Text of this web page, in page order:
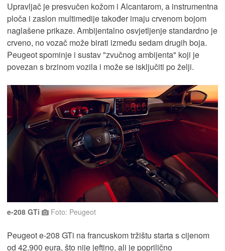
Upravljač je presvučen kožom i Alcantarom, a instrumentna
ploča i zaslon multimedije također imaju crvenom bojom
naglašene prikaze. Ambijentalno osvjetljenje standardno je
crveno, no vozač može birati između sedam drugih boja.
Peugeot spominje i sustav "zvučnog ambijenta" koji je
povezan s brzinom vozila i može se isključiti po želji.
e-208 GTi Foto: Peugeot
Peugeot e-208 GTi na francuskom tržištu starta s cijenom
od 42.900 eura, što nije jeftino, ali je poprilično